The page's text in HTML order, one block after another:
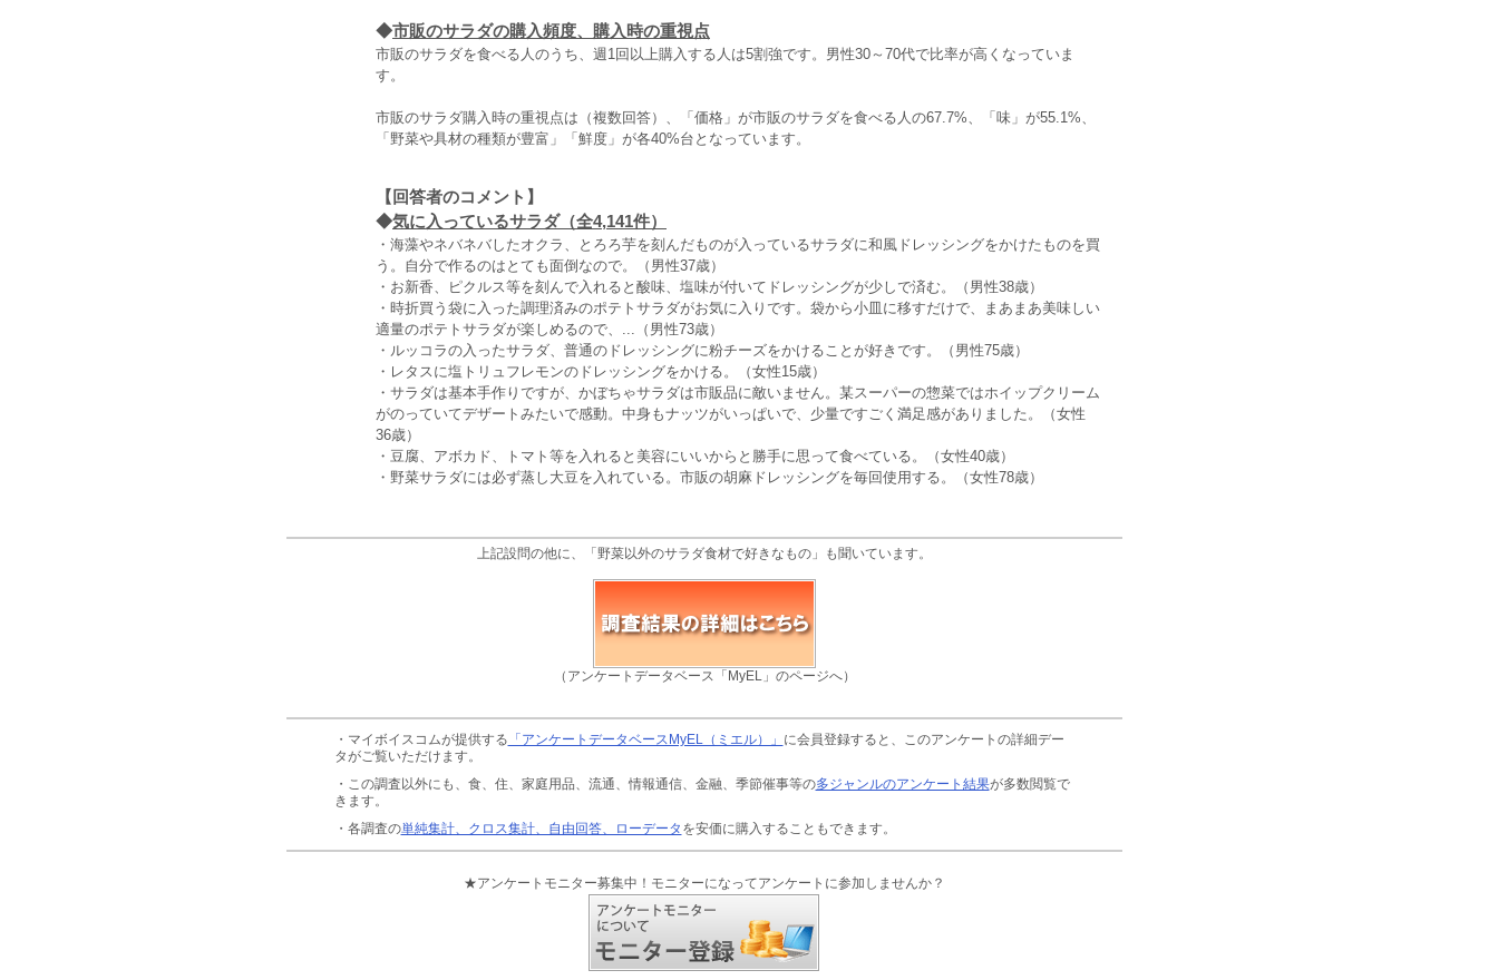
◆市販のサラダの購入頻度、購入時の重視点
市販のサラダを食べる人のうち、週1回以上購入する人は5割強です。男性30～70代で比率が高くなっていま
す。
市販のサラダ購入時の重視点は（複数回答）、「価格」が市販のサラダを食べる人の67.7%、「味」が55.1%、
「野菜や具材の種類が豊富」「鮮度」が各40%台となっています。
【回答者のコメント】
◆気に入っているサラダ（全4,141件）
・海藻やネバネバしたオクラ、とろろ芋を刻んだものが入っているサラダに和風ドレッシングをかけたものを買
う。自分で作るのはとても面倒なので。（男性37歳）
・お新香、ピクルス等を刻んで入れると酸味、塩味が付いてドレッシングが少しで済む。（男性38歳）
・時折買う袋に入った調理済みのポテトサラダがお気に入りです。袋から小皿に移すだけで、まあまあ美味しい
適量のポテトサラダが楽しめるので、...（男性73歳）
・ルッコラの入ったサラダ、普通のドレッシングに粉チーズをかけることが好きです。（男性75歳）
・レタスに塩トリュフレモンのドレッシングをかける。（女性15歳）
・サラダは基本手作りですが、かぼちゃサラダは市販品に敵いません。某スーパーの惣菜ではホイップクリーム
がのっていてデザートみたいで感動。中身もナッツがいっぱいで、少量ですごく満足感がありました。（女性
36歳）
・豆腐、アボカド、トマト等を入れると美容にいいからと勝手に思って食べている。（女性40歳）
・野菜サラダには必ず蒸し大豆を入れている。市販の胡麻ドレッシングを毎回使用する。（女性78歳）
上記設問の他に、「野菜以外のサラダ食材で好きなもの」も聞いています。
（アンケートデータベース「MyEL」のページへ）
・マイボイスコムが提供する 「アンケートデータベースMyEL（ミエル）」 に会員登録すると、このアンケートの詳細デー
タがご覧いただけます。
・この調査以外にも、食、住、家庭用品、流通、情報通信、金融、季節催事等の多ジャンルのアンケート結果が多数閲覧で
きます。
・各調査の単純集計、クロス集計、自由回答、ローデータ を安価に購入することもできます。
★アンケートモニター募集中！モニターになってアンケートに参加しませんか？